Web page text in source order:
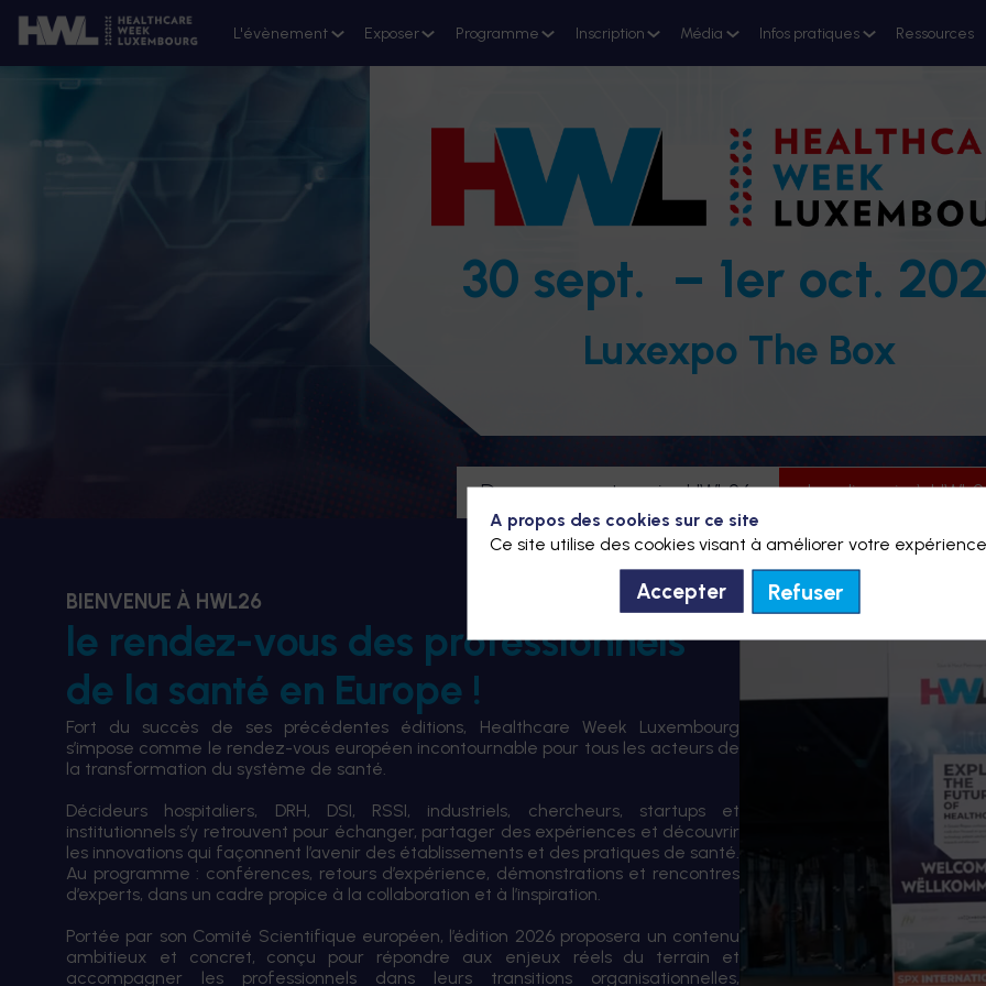
L'évènement Exposer Programme Inscription Média Infos pratiques Ressources
30 sept. – 1er oct.
Luxexpo The Box
Devenez partenaire HWL26 Je m'inscris à
BIENVENUE À HWL26
le rendez-vous des professionnels
de la santé en Europe !
Fort du succès de ses précédentes éditions, Healthcare Week Luxembourg
s’impose comme le rendez-vous européen incontournable pour tous les acteurs de
la transformation du système de santé.
Décideurs hospitaliers, DRH, DSI, RSSI, industriels, chercheurs, startups et
institutionnels s’y retrouvent pour échanger, partager des expériences et découvrir
les innovations qui façonnent l’avenir des établissements et des pratiques de santé.
Au programme : conférences, retours d’expérience, démonstrations et rencontres
d’experts, dans un cadre propice à la collaboration et à l’inspiration.
Portée par son Comité Scientifique européen, l’édition 2026 proposera un contenu
ambitieux et concret, conçu pour répondre aux enjeux réels du terrain et
accompagner les professionnels dans leurs transitions organisationnelles,
A propos des cookies sur ce site
Ce site utilise des cookies visant à améliorer votre
Accepter Refuser